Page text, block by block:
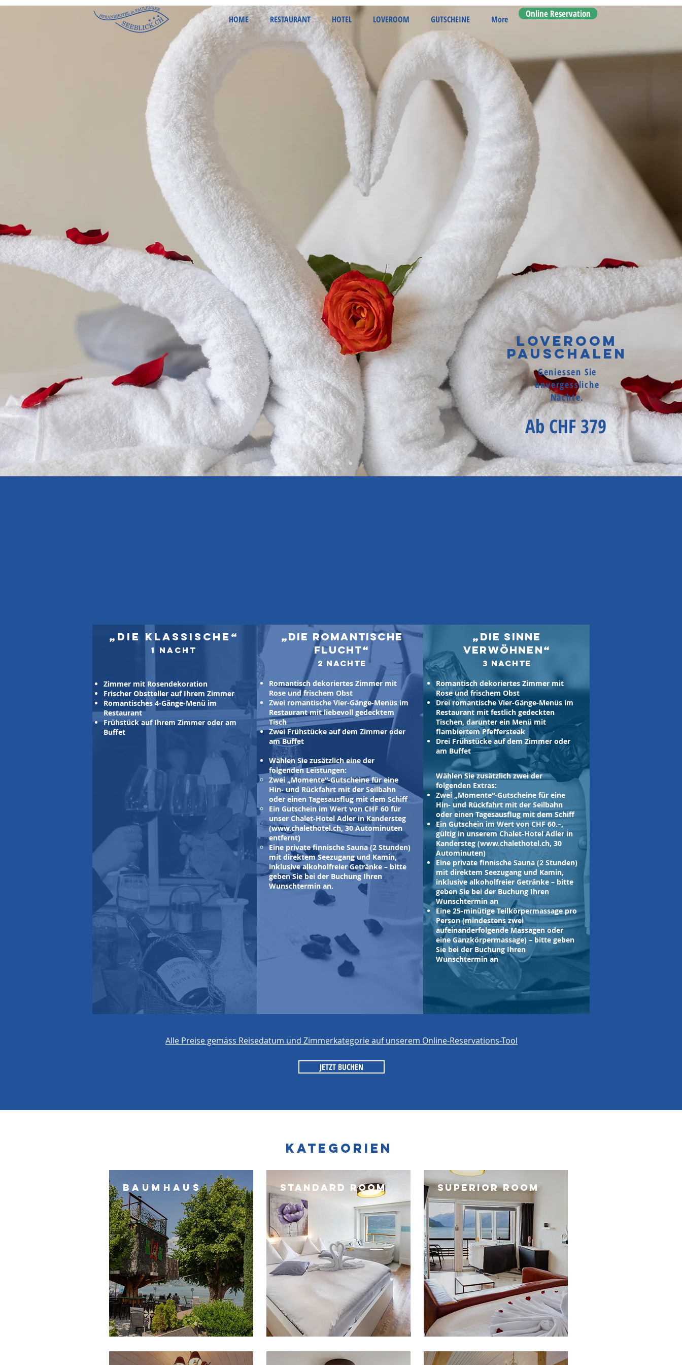
HOME RESTAURANT HOTEL LOVEROOM GUTSCHEINE More Online Reservation
Loveroom
Pauschalen
Geniessen Sie
unvergessliche
Nächte.
Ab CHF 379
„Die Klassische“
1 Nacht
Zimmer mit Rosendekoration
Frischer Obstteller auf Ihrem Zimmer
Romantisches 4-Gänge-Menü im
Restaurant
Frühstück auf Ihrem Zimmer oder am
Buffet
„Die Romantische
Flucht“
2 Nachte
Romantisch dekoriertes Zimmer mit
Rose und frischem Obst
Zwei romantische Vier-Gänge-Menüs im
Restaurant mit liebevoll gedecktem
Tisch
Zwei Frühstücke auf dem Zimmer oder
am Buffet
Wählen Sie zusätzlich eine der
folgenden Leistungen:
Zwei „Momente“-Gutscheine für eine
Hin- und Rückfahrt mit der Seilbahn
oder einen Tagesausflug mit dem Schiff
Ein Gutschein im Wert von CHF 60 für
unser Chalet-Hotel Adler in Kandersteg
(www.chalethotel.ch, 30 Autominuten
entfernt)
Eine private finnische Sauna (2 Stunden)
mit direktem Seezugang und Kamin,
inklusive alkoholfreier Getränke – bitte
geben Sie bei der Buchung Ihren
Wunschtermin an.
„Die SINNE
Verwöhnen“
3 Nachte
Romantisch dekoriertes Zimmer mit
Rose und frischem Obst
Drei romantische Vier-Gänge-Menüs im
Restaurant mit festlich gedeckten
Tischen, darunter ein Menü mit
flambiertem Pfeffersteak
Drei Frühstücke auf dem Zimmer oder
am Buffet
Wählen Sie zusätzlich zwei der
folgenden Extras:
Zwei „Momente“-Gutscheine für eine
Hin- und Rückfahrt mit der Seilbahn
oder einen Tagesausflug mit dem Schiff
Ein Gutschein im Wert von CHF 60.–,
gültig in unserem Chalet-Hotel Adler in
Kandersteg (www.chalethotel.ch, 30
Autominuten)
Eine private finnische Sauna (2 Stunden)
mit direktem Seezugang und Kamin,
inklusive alkoholfreier Getränke – bitte
geben Sie bei der Buchung Ihren
Wunschtermin an
Eine 25-minütige Teilkörpermassage pro
Person (mindestens zwei
aufeinanderfolgende Massagen oder
eine Ganzkörpermassage) – bitte geben
Sie bei der Buchung Ihren
Wunschtermin an
Alle Preise gemäss Reisedatum und Zimmerkategorie auf unserem Online-Reservations-Tool
JETZT BUCHEN
kategorien
BAUMHAUS STANDARD ROOM SUPERIOR ROOM